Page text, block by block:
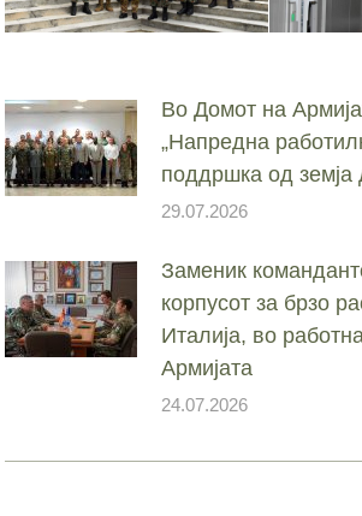
Во Домот на
„Напредна
поддршка од земја
29.07.2026
Заменик
корпусот за брзо
Италија, во
Армијата
24.07.2026